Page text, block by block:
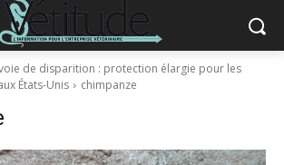
de disparition : protection élargie pour les
États-Unis
chimpanze